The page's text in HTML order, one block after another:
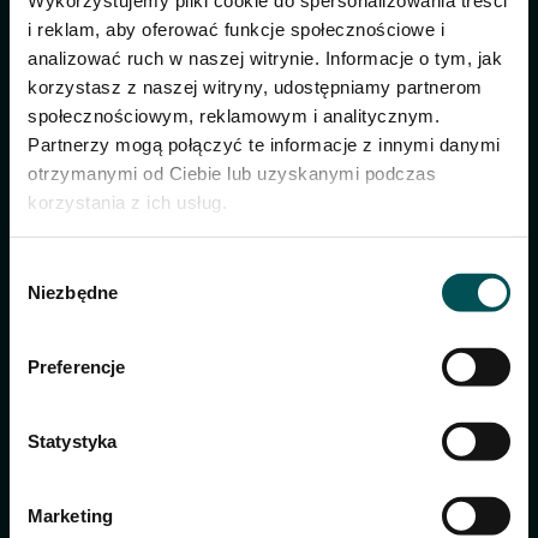
i reklam, aby oferować funkcje społecznościowe i
analizować ruch w naszej witrynie. Informacje o tym, jak
korzystasz z naszej witryny, udostępniamy partnerom
społecznościowym, reklamowym i analitycznym.
Partnerzy mogą połączyć te informacje z innymi danymi
otrzymanymi od Ciebie lub uzyskanymi podczas
korzystania z ich usług.
zgody
Niezbędne
Preferencje
Statystyka
Marketing
drobno posiekana
1 szt
Białe wytrawne
100 ml
Ocet winny
2-3 łyżki
Estragon,
posiekany
3 gałązki
Zółtko
Eleplant, roztopiony
Sól, pieprz